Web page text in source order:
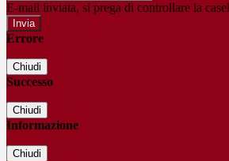
E-mail inviata, si prega di controllare la
Errore
Chiudi
Successo
Chiudi
Informazione
Chiudi